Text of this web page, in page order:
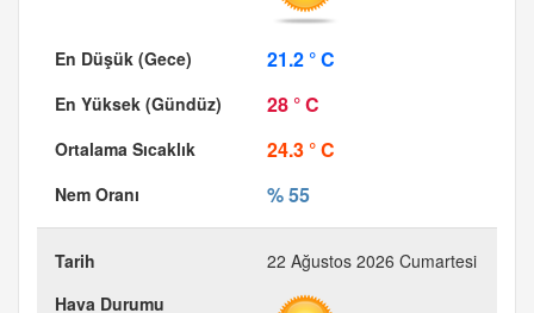
21.2 ° C
28 ° C
24.3 ° C
% 55
22 Ağustos 2026 Cumartesi